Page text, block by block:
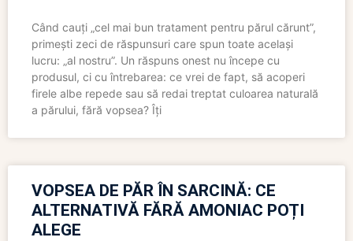
Când cauți „cel mai bun tratament pentru părul cărunt”,
primești zeci de răspunsuri care spun toate același
lucru: „al nostru”. Un răspuns onest nu începe cu
produsul, ci cu întrebarea: ce vrei de fapt, să acoperi
firele albe repede sau să redai treptat culoarea naturală
a părului, fără vopsea? Îți
VOPSEA DE PĂR ÎN SARCINĂ: CE
ALTERNATIVĂ FĂRĂ AMONIAC POȚI
ALEGE